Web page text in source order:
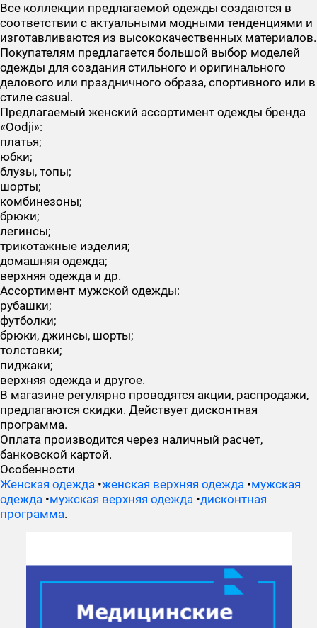
Все коллекции предлагаемой одежды создаются в
соответствии с актуальными модными тенденциями и
изготавливаются из высококачественных материалов.
Покупателям предлагается большой выбор моделей
одежды для создания стильного и оригинального
делового или праздничного образа, спортивного или в
стиле casual.
Предлагаемый женский ассортимент одежды бренда
«Oodji»:
платья;
юбки;
блузы, топы;
шорты;
комбинезоны;
брюки;
легинсы;
трикотажные изделия;
домашняя одежда;
верхняя одежда и др.
Ассортимент мужской одежды:
рубашки;
футболки;
брюки, джинсы, шорты;
толстовки;
пиджаки;
верхняя одежда и другое.
В магазине регулярно проводятся акции, распродажи,
предлагаются скидки. Действует дисконтная
программа.
Оплата производится через наличный расчет,
банковской картой.
Особенности
Женская одежда •женская верхняя одежда •мужская
одежда •мужская верхняя одежда •дисконтная
программа.